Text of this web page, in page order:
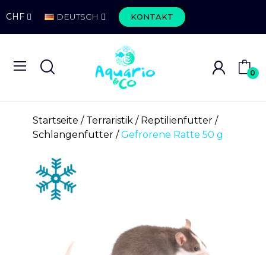
CHF DEUTSCH KONTAKT
0
Startseite Terraristik
Reptilienfutter
Schlangenfutter
Gefrorene Ratte 50 g